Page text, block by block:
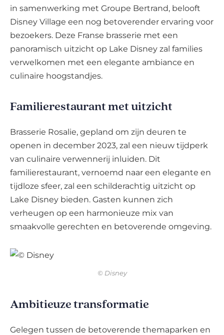
in samenwerking met Groupe Bertrand, belooft
Disney Village een nog betoverender ervaring voor
bezoekers. Deze Franse brasserie met een
panoramisch uitzicht op Lake Disney zal families
verwelkomen met een elegante ambiance en
culinaire hoogstandjes.
Familierestaurant met uitzicht
Brasserie Rosalie, gepland om zijn deuren te
openen in december 2023, zal een nieuw tijdperk
van culinaire verwennerij inluiden. Dit
familierestaurant, vernoemd naar een elegante en
tijdloze sfeer, zal een schilderachtig uitzicht op
Lake Disney bieden. Gasten kunnen zich
verheugen op een harmonieuze mix van
smaakvolle gerechten en betoverende omgeving.
© Disney
Ambitieuze transformatie
Gelegen tussen de betoverende themaparken en